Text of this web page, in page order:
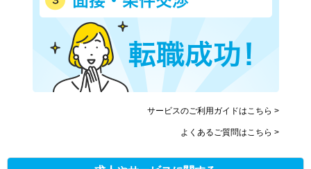
サービスのご利用ガイドはこちら >
よくあるご質問はこちら >